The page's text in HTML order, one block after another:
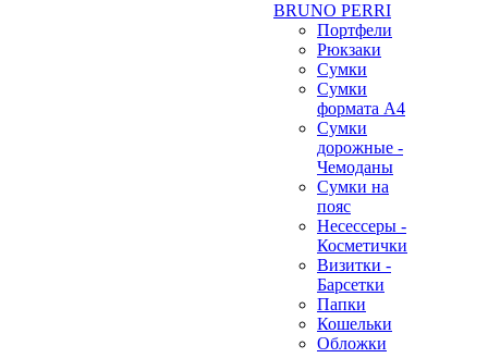
BRUNO PERRI
Портфели
Рюкзаки
Сумки
Сумки
формата А4
Сумки
дорожные -
Чемоданы
Сумки на
пояс
Несессеры -
Косметички
Визитки -
Барсетки
Папки
Кошельки
Обложки